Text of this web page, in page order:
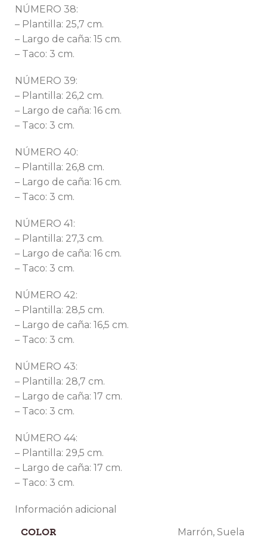
NÚMERO 38:
– Plantilla: 25,7 cm.
– Largo de caña: 15 cm.
– Taco: 3 cm.
NÚMERO 39:
– Plantilla: 26,2 cm.
– Largo de caña: 16 cm.
– Taco: 3 cm.
NÚMERO 40:
– Plantilla: 26,8 cm.
– Largo de caña: 16 cm.
– Taco: 3 cm.
NÚMERO 41:
– Plantilla: 27,3 cm.
– Largo de caña: 16 cm.
– Taco: 3 cm.
NÚMERO 42:
– Plantilla: 28,5 cm.
– Largo de caña: 16,5 cm.
– Taco: 3 cm.
NÚMERO 43:
– Plantilla: 28,7 cm.
– Largo de caña: 17 cm.
– Taco: 3 cm.
NÚMERO 44:
– Plantilla: 29,5 cm.
– Largo de caña: 17 cm.
– Taco: 3 cm.
Información adicional
COLOR
Marrón, Suela